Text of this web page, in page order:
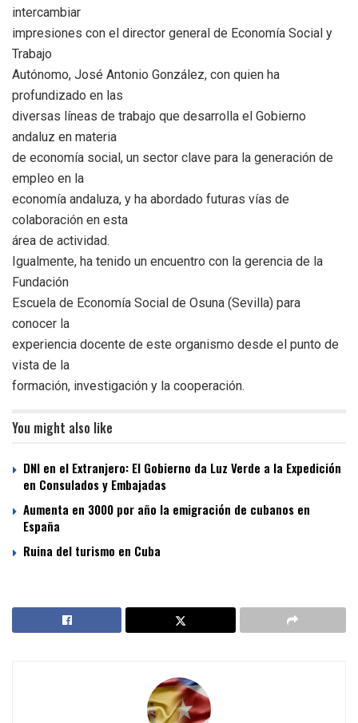
intercambiar
impresiones con el director general de Economía Social y
Trabajo
Autónomo, José Antonio González, con quien ha
profundizado en las
diversas líneas de trabajo que desarrolla el Gobierno
andaluz en materia
de economía social, un sector clave para la generación de
empleo en la
economía andaluza, y ha abordado futuras vías de
colaboración en esta
área de actividad.
Igualmente, ha tenido un encuentro con la gerencia de la
Fundación
Escuela de Economía Social de Osuna (Sevilla) para
conocer la
experiencia docente de este organismo desde el punto de
vista de la
formación, investigación y la cooperación.
You might also like
DNI en el Extranjero: El Gobierno da Luz Verde a la Expedición
en Consulados y Embajadas
Aumenta en 3000 por año la emigración de cubanos en
España
Ruina del turismo en Cuba